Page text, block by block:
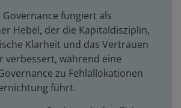
Governance fungiert als
Hebel, der die Kapitaldisziplin,
Klarheit und das Vertrauen
verbessert, während eine
zu Fehlallokationen
führt.